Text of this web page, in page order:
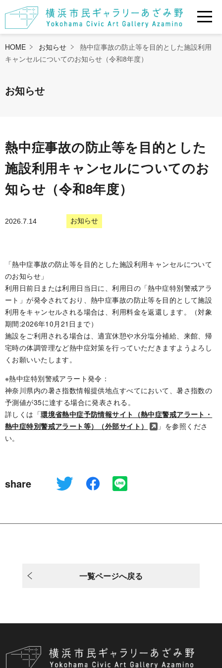
HOME お知らせ
熱中症事故の防止等を目的とした施設利用
キャンセルについてのお知らせ（令和8年度）
お知らせ
熱中症事故の防止等を目的とした
施設利用キャンセルについてのお
知らせ（令和8年度）
2026.7.14 お知らせ
「熱中症事故の防止等を目的とした施設利用キャンセルについて
のお知らせ」
利用日前日または利用日当日に、利用日の「熱中症特別警戒アラ
ート」が発令されており、熱中症事故の防止等を目的として施設
利用をキャンセルされる場合は、利用料金を返還します。（対象
期間:2026年10月21日まで）
施設をご利用される場合は、適宜休憩や水分塩分補給、来館、帰
宅時の体調管理など熱中症対策を行っていただきますようよろし
くお願いいたします。
※熱中症特別警戒アラート発令：
神奈川県内の暑さ指数情報提供地点すべてにおいて、暑さ指数の
予測値が35に達する場合に発表される。
詳しくは「環境省熱中症予防情報サイト（熱中症警戒アラート・
熱中症特別警戒アラート等）（外部サイト）
」を参照くださ
い。
share
一覧ページへ戻る